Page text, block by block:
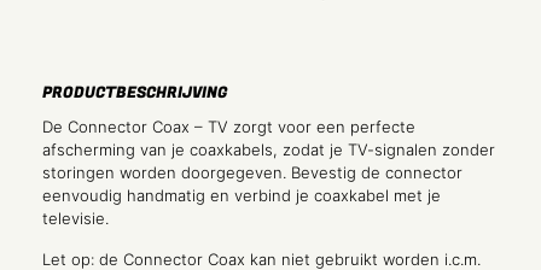
PRODUCTBESCHRIJVING
De Connector Coax – TV zorgt voor een perfecte
afscherming van je coaxkabels, zodat je TV-signalen zonder
storingen worden doorgegeven. Bevestig de connector
eenvoudig handmatig en verbind je coaxkabel met je
televisie.
Let op: de Connector Coax kan niet gebruikt worden i.c.m.